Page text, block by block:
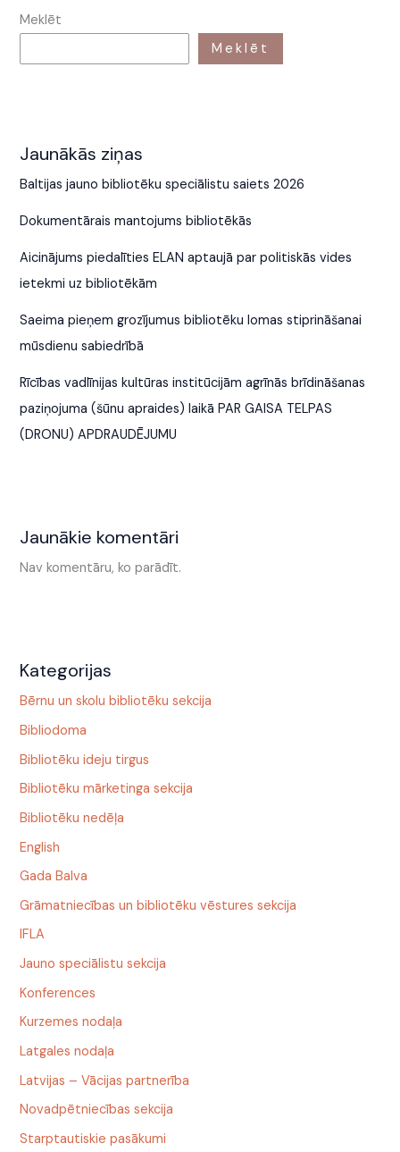
Meklēt
Meklēt
Jaunākās ziņas
Baltijas jauno bibliotēku speciālistu saiets 2026
Dokumentārais mantojums bibliotēkās
Aicinājums piedalīties ELAN aptaujā par politiskās vides
ietekmi uz bibliotēkām
Saeima pieņem grozījumus bibliotēku lomas stiprināšanai
mūsdienu sabiedrībā
Rīcības vadlīnijas kultūras institūcijām agrīnās brīdināšanas
paziņojuma (šūnu apraides) laikā PAR GAISA TELPAS
(DRONU) APDRAUDĒJUMU
Jaunākie komentāri
Nav komentāru, ko parādīt.
Kategorijas
Bērnu un skolu bibliotēku sekcija
Bibliodoma
Bibliotēku ideju tirgus
Bibliotēku mārketinga sekcija
Bibliotēku nedēļa
English
Gada Balva
Grāmatniecības un bibliotēku vēstures sekcija
IFLA
Jauno speciālistu sekcija
Konferences
Kurzemes nodaļa
Latgales nodaļa
Latvijas – Vācijas partnerība
Novadpētniecības sekcija
Starptautiskie pasākumi